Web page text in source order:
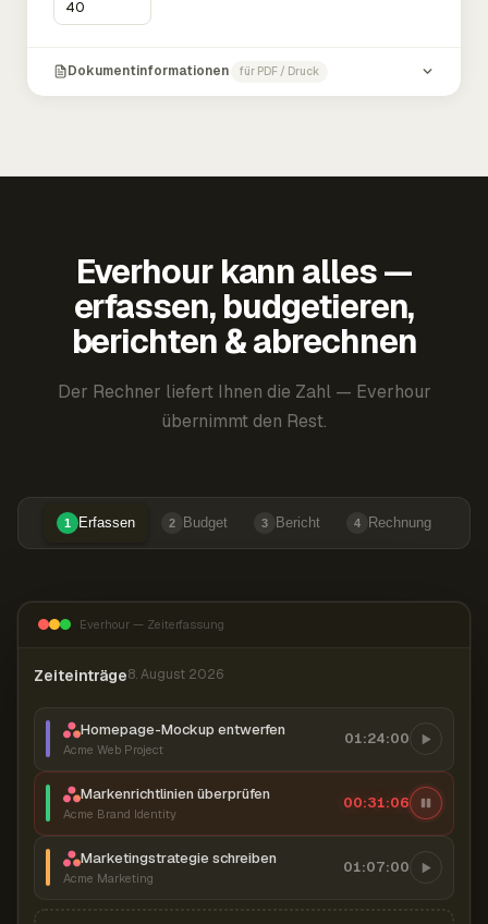
Dokumentinformationen für PDF / Druck
Everhour kann alles —
erfassen, budgetieren,
berichten & abrechnen
Der Rechner liefert Ihnen die Zahl — Everhour
übernimmt den Rest.
1 Erfassen 2 Budget 3 Bericht 4 Rechnung
Everhour — Zeiterfassung
Zeiteinträge8. August 2026
Homepage-Mockup entwerfen
Acme Web Project
01:24:00
Markenrichtlinien überprüfen
Acme Brand Identity
00:31:07
Marketingstrategie schreiben
Acme Marketing
01:07:00